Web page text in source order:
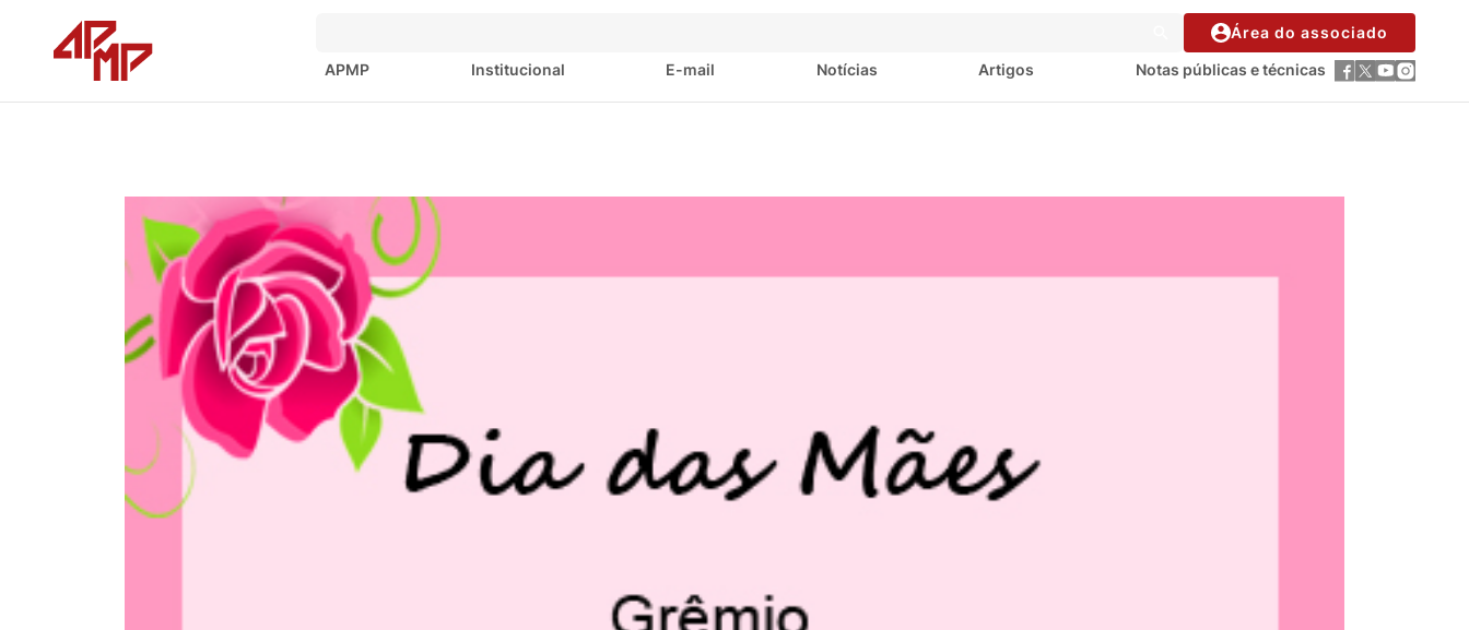
Área do associado
APMP
Institucional E-mail Notícias Artigos Notas públicas e técnicas